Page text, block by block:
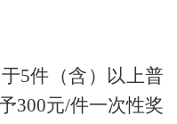
5件（含）以上普
300元/件一次性奖